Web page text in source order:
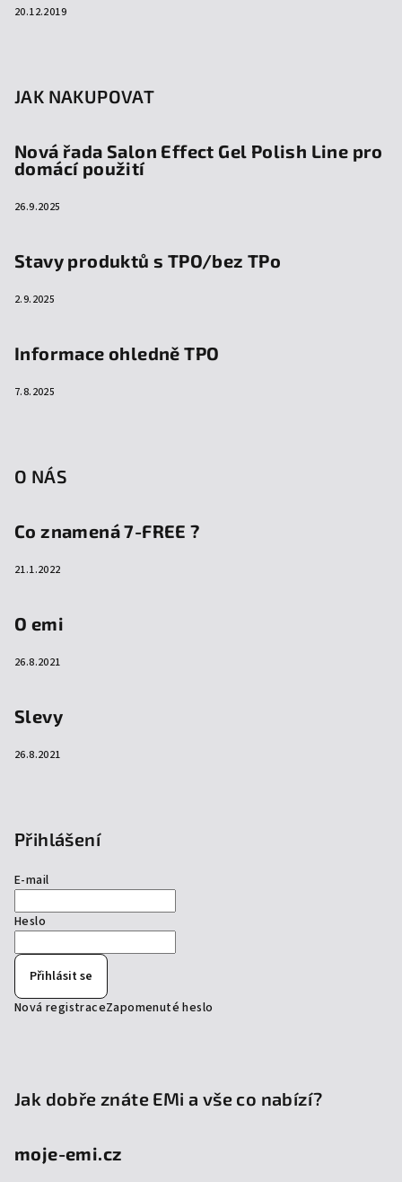
20.12.2019
JAK NAKUPOVAT
Nová řada Salon Effect Gel Polish Line pro
domácí použití
26.9.2025
Stavy produktů s TPO/bez TPo
2.9.2025
Informace ohledně TPO
7.8.2025
O NÁS
Co znamená 7-FREE ?
21.1.2022
O emi
26.8.2021
Slevy
26.8.2021
Přihlášení
E-mail
Heslo
Přihlásit se
Nová registraceZapomenuté heslo
Jak dobře znáte EMi a vše co nabízí?
moje-emi.cz